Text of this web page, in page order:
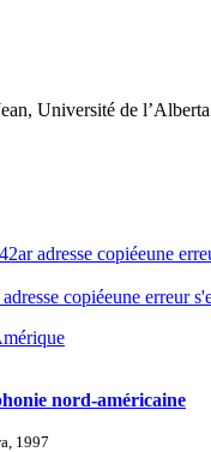
Université de
adresse copiéeune
adresse copiéeune erreur
nord-américaine
1997